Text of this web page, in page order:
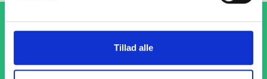
Tillad alle